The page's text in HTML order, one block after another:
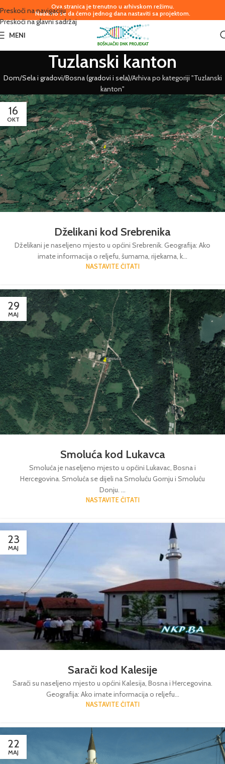
Preskoči na navigaciju
Preskoči na glavni sadržaj
Ova stranica je trenutno u arhivskom režimu.
Nadamo se da ćemo jednog dana nastaviti sa projektom.
MENI
Tuzlanski kanton
Dom Sela i gradovi Bosna (gradovi i sela) Arhiva po kategoriji "Tuzlanski
kanton"
16
OKT
Dželikani kod Srebrenika
Dželikani je naseljeno mjesto u općini Srebrenik. Geografija: Ako
imate informacija o reljefu, šumama, rijekama, k...
NASTAVITE ČITATI
29
MAJ
Smoluća kod Lukavca
Smoluća je naseljeno mjesto u općini Lukavac, Bosna i
Hercegovina. Smoluća se dijeli na Smoluću Gornju i Smoluću
Donju. ...
NASTAVITE ČITATI
23
MAJ
Sarači kod Kalesije
Sarači su naseljeno mjesto u općini Kalesija, Bosna i Hercegovina.
Geografija: Ako imate informacija o reljefu...
NASTAVITE ČITATI
22
MAJ